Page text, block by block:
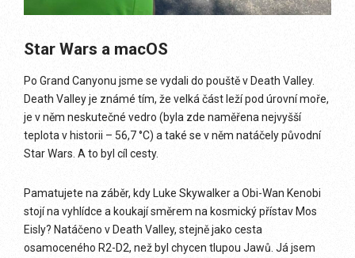
Star Wars a macOS
Po Grand Canyonu jsme se vydali do pouště v Death Valley.
Death Valley je známé tím, že velká část leží pod úrovní moře,
je v něm neskutečné vedro (byla zde naměřena nejvyšší
teplota v historii – 56,7 °C) a také se v něm natáčely původní
Star Wars. A to byl cíl cesty.
Pamatujete na záběr, kdy Luke Skywalker a Obi-Wan Kenobi
stojí na vyhlídce a koukají směrem na kosmický přístav Mos
Eisly? Natáčeno v Death Valley, stejně jako cesta
osamoceného R2-D2, než byl chycen tlupou Jawů. Já jsem